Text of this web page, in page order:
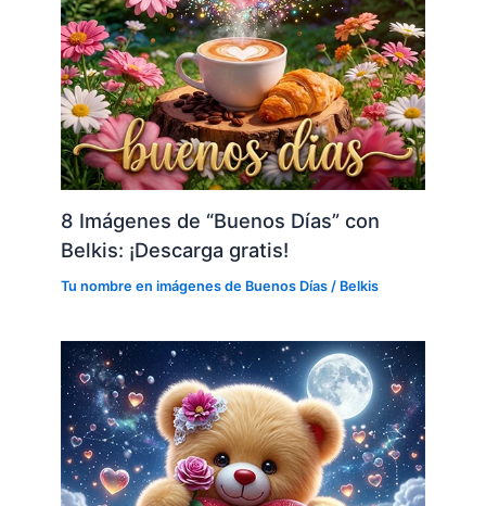
8 Imágenes de “Buenos Días” con
Belkis: ¡Descarga gratis!
Tu nombre en imágenes de Buenos Días / Belkis